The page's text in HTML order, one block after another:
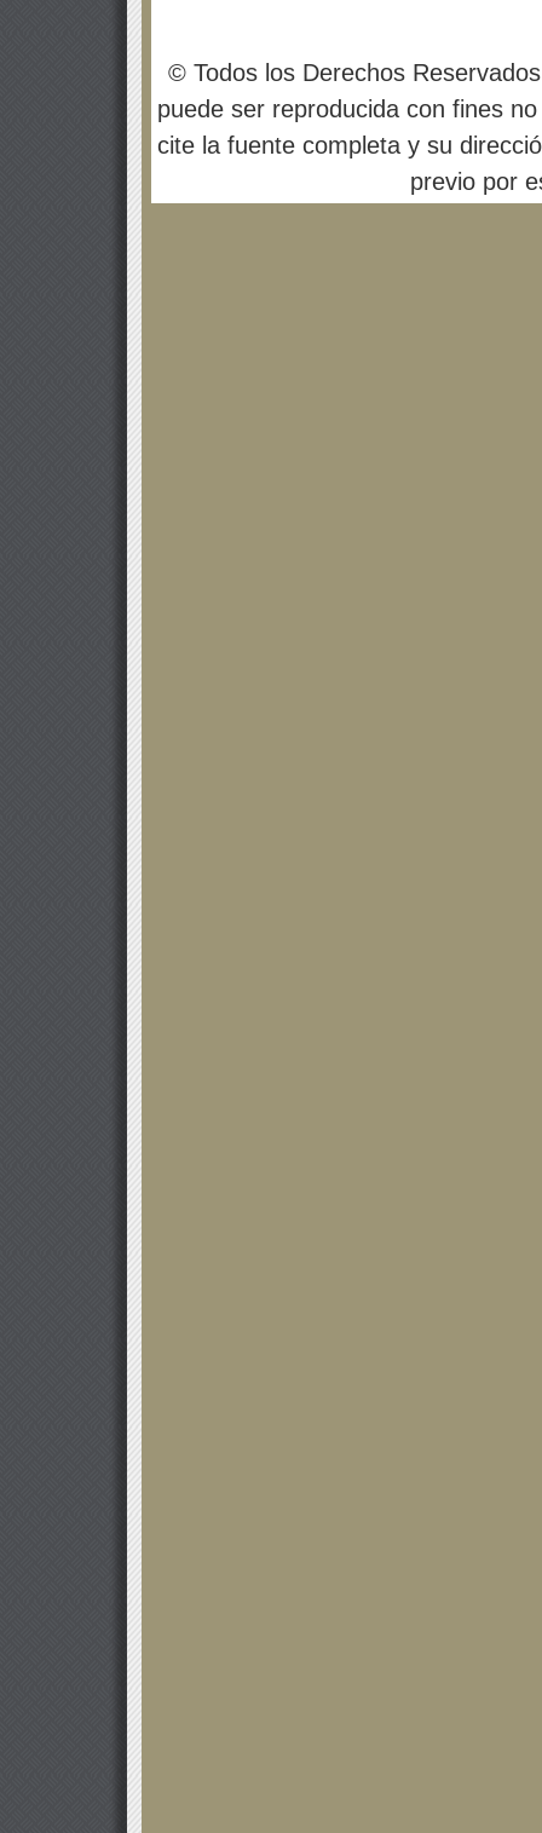
© Todos los Derechos
puede ser reproducida con fines
cite la fuente completa y su
previo por